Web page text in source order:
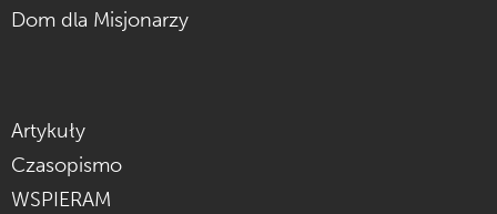
Dom dla Misjonarzy
Artykuły
Czasopismo
WSPIERAM